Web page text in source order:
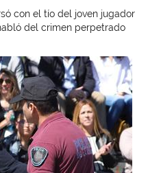
con el tío del joven jugador
del crimen perpetrado